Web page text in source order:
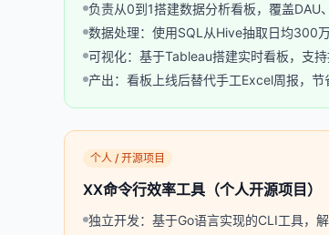
负责从0到1搭建数据分析看板，覆盖
数据处理：使用SQL从Hive抽取日均300
可视化：基于Tableau搭建实时看板，支
产出：看板上线后替代手工Excel周报，
个人 / 开源项目
XX命令行效率工具（个人开源项目）
独立开发：基于Go语言实现的CLI工具，